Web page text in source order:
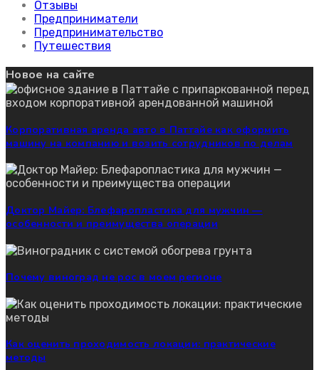
Отзывы
Предприниматели
Предпринимательство
Путешествия
Новое на сайте
Корпоративная аренда авто в Паттайе как оформить
машину на компанию и возить сотрудников по делам
Доктор Майер: Блефаропластика для мужчин —
особенности и преимущества операции
Почему виноград не рос в моем регионе
Как оценить проходимость локации: практические
методы